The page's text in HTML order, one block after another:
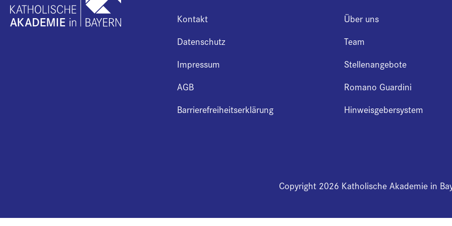
Kontakt
Datenschutz
Impressum
AGB
Barrierefreiheitserklärung
Über uns
Team
Stellenangebote
Romano Guardini
Hinweisgebersystem
Copyright 2026 Katholische Akademie in